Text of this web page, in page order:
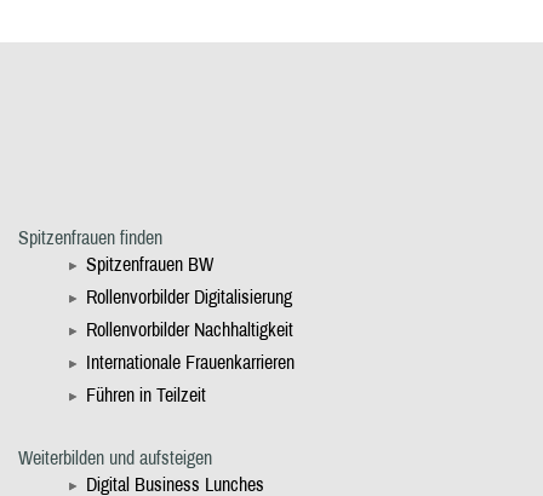
Spitzenfrauen finden
Spitzenfrauen BW
Rollenvorbilder Digitalisierung
Rollenvorbilder Nachhaltigkeit
Internationale Frauenkarrieren
Führen in Teilzeit
Weiterbilden und aufsteigen
Digital Business Lunches